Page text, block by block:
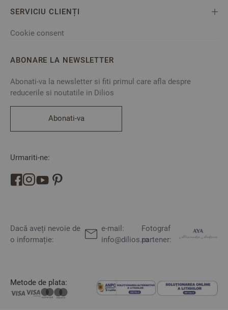
SERVICIU CLIENȚI
Cookie consent
ABONARE LA NEWSLETTER
Abonati-va la newsletter si fiti primul care afla despre
reducerile si noutatile in Dilios
Abonati-va
Urmariti-ne:
Dacă aveți nevoie de
o informație:
e-mail:
info@dilios.ro
Fotograf
partener:
Metode de plata: